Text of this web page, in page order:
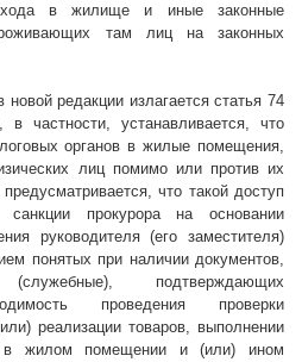
в жилище и иные законные
там лиц на законных
редакции излагается статья 74
частности, устанавливается, что
органов в жилые помещения,
лиц помимо или против их
что такой доступ
прокурора на основании
руководителя (его заместителя)
понятых при наличии документов,
подтверждающих
проведения проверки
реализации товаров, выполнении
в жилом помещении и (или) ином